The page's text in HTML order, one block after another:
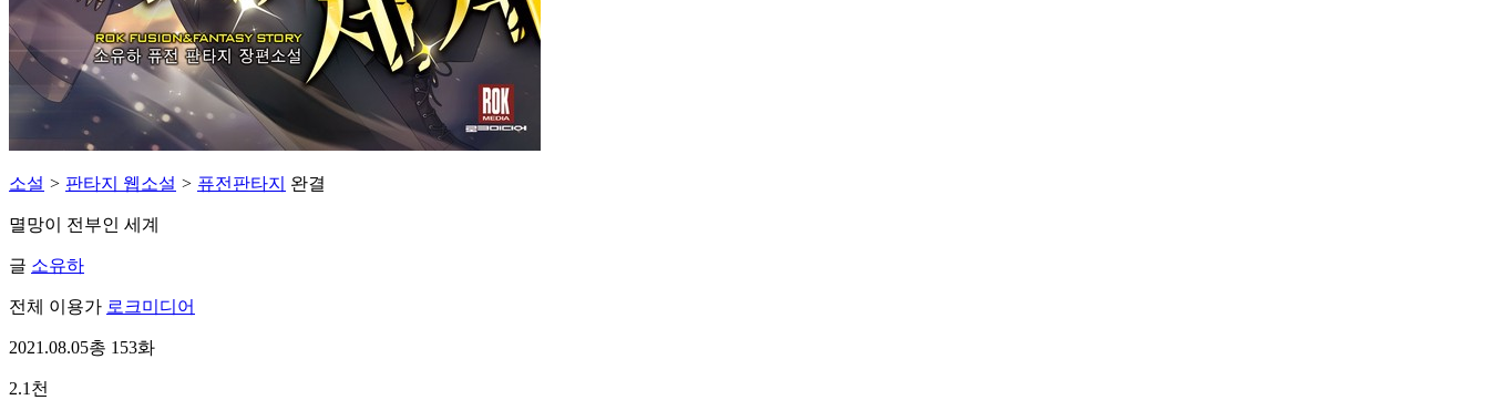
소설 > 판타지 웹소설 > 퓨전판타지 완결
멸망이 전부인 세계
글 소유하
전체 이용가 로크미디어
2021.08.05총 153화
2.1천